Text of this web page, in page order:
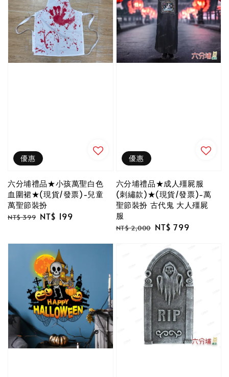
優惠
六分埔禮品★小孩萬聖白色
血圍裙★(現貨/發票)-兒童
萬聖節裝扮
Regular
NT$ 399 Sale
NT$ 199
優惠
六分埔禮品★成人殭屍服
(刺繡款)★(現貨/發票)-萬
聖節裝扮 古代鬼 大人殭屍
服
Regular
NT$ 2,000 Sale
NT$ 799